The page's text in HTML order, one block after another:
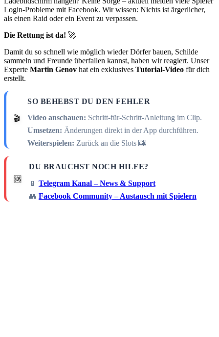
Login-Probleme mit Facebook. Wir wissen: Nichts ist ärgerlicher,
als einen Raid oder ein Event zu verpassen.
Die Rettung ist da! 🚀
Damit du so schnell wie möglich wieder Dörfer bauen, Schilde
sammeln und Freunde überfallen kannst, haben wir reagiert. Unser
Experte Martin Genov hat ein exklusives Tutorial-Video für dich
erstellt.
🎬
SO BEHEBST DU DEN FEHLER
Video anschauen: Schritt-für-Schritt-Anleitung im Clip.
Umsetzen: Änderungen direkt in der App durchführen.
Weiterspielen: Zurück an die Slots 🎰
🆘
DU BRAUCHST NOCH HILFE?
📱 Telegram Kanal – News & Support
👥 Facebook Community – Austausch mit Spielern